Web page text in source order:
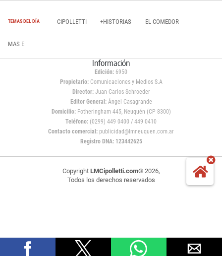
TEMAS DEL DÍA CIPOLLETTI +HISTORIAS EL COMEDOR
MAS E
Información
Edición: 6950
Propietario:Comunicaciones y Medios S.A
Director: Juan Carlos Schroeder
Editor General:Ángel Casagrande
Domicilio:Fotheringham 445, Neuquén (CP 8300)
Teléfono: (0299) 449 0400 / 449 0410
Contacto comercial: publicidad@lmneuquen.com.ar
Registro DNA: 123442625
Copyright LMCipolletti.com© 2026,
Todos los derechos reservados